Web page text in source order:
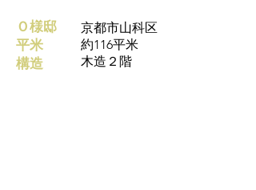
Ｏ様邸
平米
構造
京都市山科区
約116平米
木造２階